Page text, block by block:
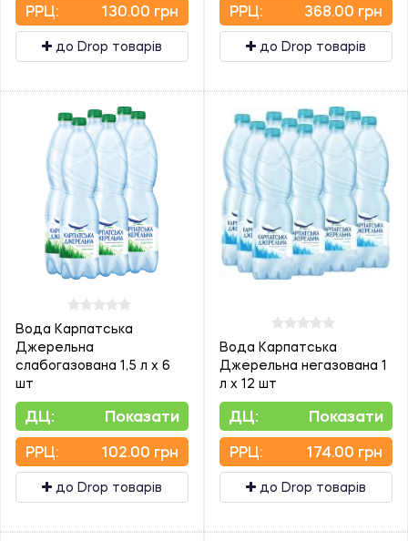
PPЦ: 130.00 грн
до Drop товарів
PPЦ: 368.00 грн
до Drop товарів
Вода Карпатська
Джерельна
слабогазована 1,5 л х 6
шт
ДЦ: Показати
PPЦ: 102.00 грн
до Drop товарів
Вода Карпатська
Джерельна негазована 1
л х 12 шт
ДЦ: Показати
PPЦ: 174.00 грн
до Drop товарів